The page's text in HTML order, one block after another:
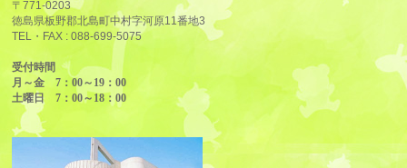
〒771-0203
徳島県板野郡北島町中村字河原11番地3
TEL・FAX :088-699-5075
受付時間
月～金 7：00～19：00
土曜日 7：00～18：00